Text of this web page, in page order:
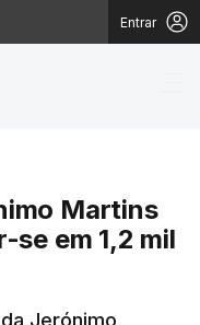
Entrar
Martins
se em 1,2 mil
Jerónimo